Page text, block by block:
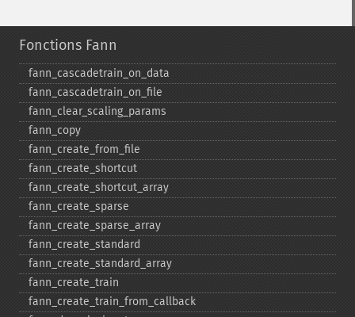
Fonctions Fann
fann_​cascadetrain_​on_​data
fann_​cascadetrain_​on_​file
fann_​clear_​scaling_​params
fann_​copy
fann_​create_​from_​file
fann_​create_​shortcut
fann_​create_​shortcut_​array
fann_​create_​sparse
fann_​create_​sparse_​array
fann_​create_​standard
fann_​create_​standard_​array
fann_​create_​train
fann_​create_​train_​from_​callback